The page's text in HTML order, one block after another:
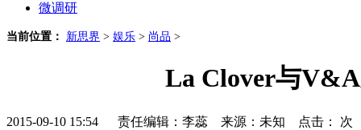
微调研
当前位置： 新思界 > 娱乐 > 尚品 >
La Clover与
2015-09-10 15:54 责任编辑：李蕊 来源：未知 点击： 次